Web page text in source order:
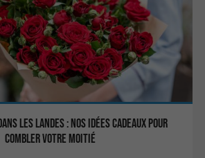
les Landes : nos idées cadeaux pour
combler votre moitié